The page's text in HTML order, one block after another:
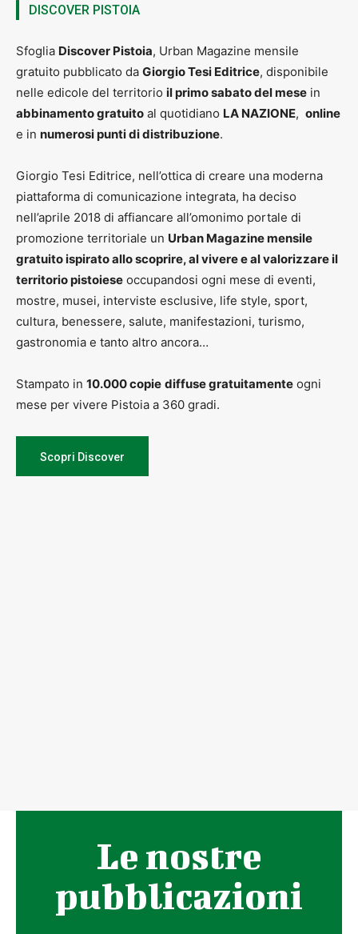
DISCOVER PISTOIA
Sfoglia Discover Pistoia, Urban Magazine mensile
gratuito pubblicato da Giorgio Tesi Editrice, disponibile
nelle edicole del territorio il primo sabato del mese in
abbinamento gratuito al quotidiano LA NAZIONE, online
e in numerosi punti di distribuzione.
Giorgio Tesi Editrice, nell’ottica di creare una moderna
piattaforma di comunicazione integrata, ha deciso
nell’aprile 2018 di affiancare all’omonimo portale di
promozione territoriale un Urban Magazine mensile
gratuito ispirato allo scoprire, al vivere e al valorizzare il
territorio pistoiese occupandosi ogni mese di eventi,
mostre, musei, interviste esclusive, life style, sport,
cultura, benessere, salute, manifestazioni, turismo,
gastronomia e tanto altro ancora…
Stampato in 10.000 copie diffuse gratuitamente ogni
mese per vivere Pistoia a 360 gradi.
Scopri Discover
Le nostre
pubblicazioni